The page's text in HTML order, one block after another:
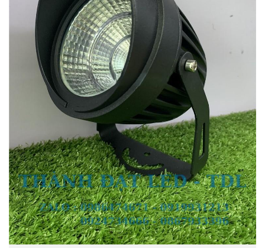
Skip
to
content